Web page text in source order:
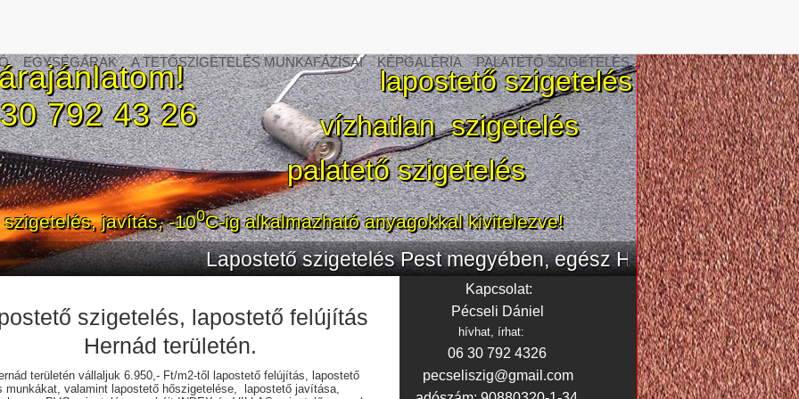
EGYSÉGÁRAK A TETŐSZIGETELÉS MUNKAFÁZISAI KÉPGALÉRIA PALATETŐ SZIGETELÉS
Lapostető szigetelés Pest megyében, egész Hernád területén
792 43 26
lapostető szigetelés
vízhatlan szigetelés
palatető szigetelés
javítás, -100C-ig alkalmazható anyagokkal kivitelezve!
szigetelés, lapostető felújítás
Hernád területén.
területén vállaljuk 6.950,- Ft/m2-től lapostető felújítás, lapostető
munkákat, valamint lapostető hőszigetelése, lapostető javítása,
Kapcsolat:
Pécseli Dániel
hívhat, írhat:
06 30 792 4326
pecseliszig@gmail.com